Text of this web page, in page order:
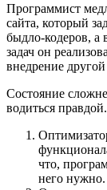
Программист
сайта, который
быдло-кодеров, а
задач он
внедрение
Состояние
водиться
что,
него нужно.